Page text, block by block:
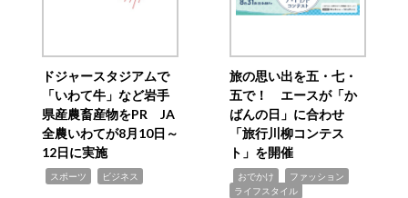
ドジャースタジアムで
「いわて牛」など岩手
県産農畜産物をPR JA
全農いわてが8月10日～
12日に実施
スポーツ ビジネス
旅の思い出を五・七・
五で！ エースが「か
ばんの日」に合わせ
「旅行川柳コンテス
ト」を開催
おでかけ ファッション
ライフスタイル